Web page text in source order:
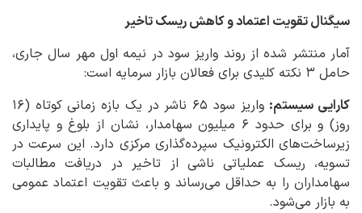
سیگنال تقویت اعتماد و کاهش ریسک تاخیر
آمار منتشر شده از روند واریز سود در نیمه اول مهر سال جاری،
حامل ۳ نکته کلیدی برای فعالان بازار سرمایه است:
کارایی سیستم:
واریز سود ۶۵ ناشر در یک بازه زمانی کوتاه (۱۶
روز) و برای حدود ۶ میلیون سهامدار، نشان از بلوغ و پایداری
زیرساخت‌های الکترونیک سپرده‌گذاری مرکزی دارد. این سرعت در
تسویه، ریسک عملیاتی ناشی از تاخیر در دریافت مطالبات
سهامداران را به حداقل می‌رساند و باعث تقویت اعتماد عمومی
به بازار می‌شود.